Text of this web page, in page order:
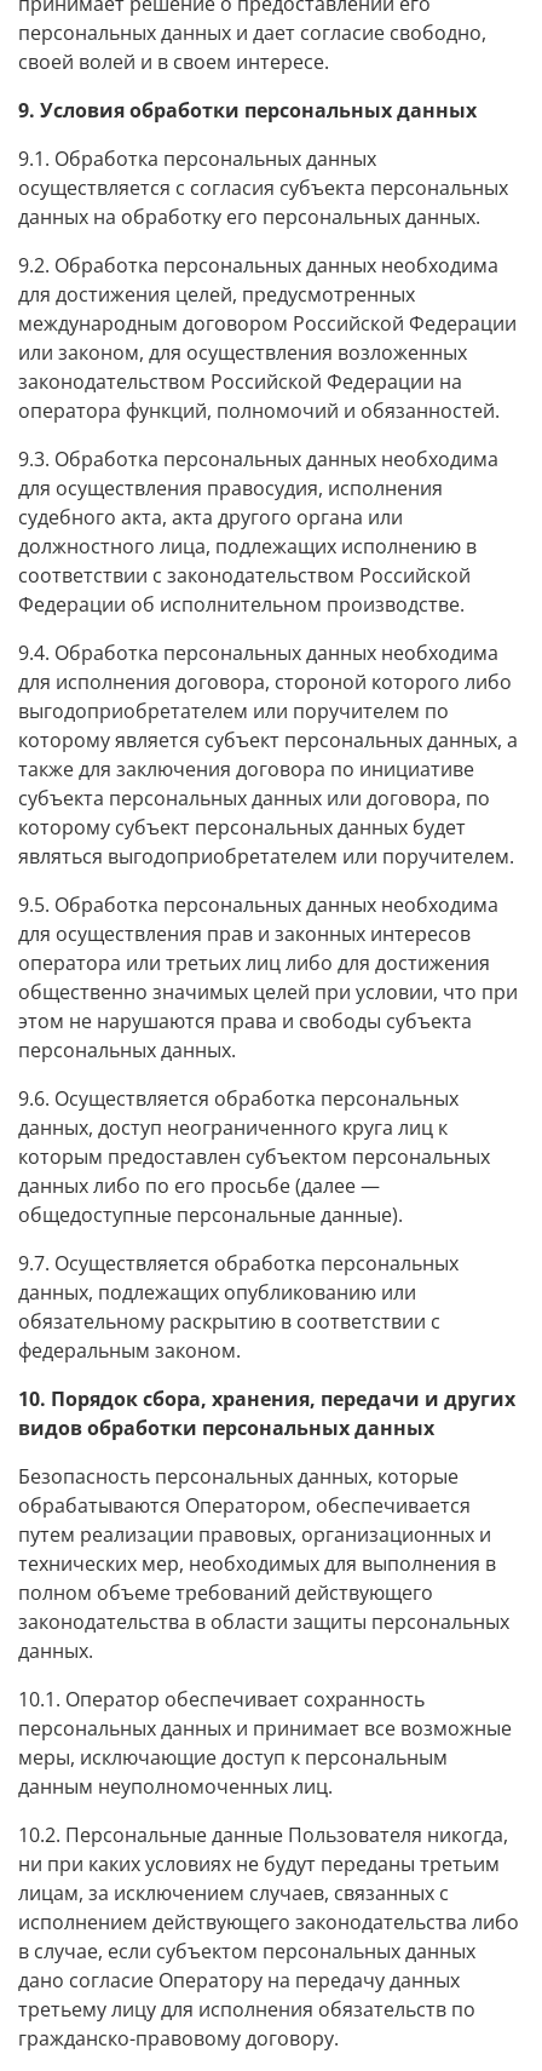
персональных данных и дает согласие свободно,
своей волей и в своем интересе.
9. Условия обработки персональных данных
9.1. Обработка персональных данных
осуществляется с согласия субъекта персональных
данных на обработку его персональных данных.
9.2. Обработка персональных данных необходима
для достижения целей, предусмотренных
международным договором Российской Федерации
или законом, для осуществления возложенных
законодательством Российской Федерации на
оператора функций, полномочий и обязанностей.
9.3. Обработка персональных данных необходима
для осуществления правосудия, исполнения
судебного акта, акта другого органа или
должностного лица, подлежащих исполнению в
соответствии с законодательством Российской
Федерации об исполнительном производстве.
9.4. Обработка персональных данных необходима
для исполнения договора, стороной которого либо
выгодоприобретателем или поручителем по
которому является субъект персональных данных, а
также для заключения договора по инициативе
субъекта персональных данных или договора, по
которому субъект персональных данных будет
являться выгодоприобретателем или поручителем.
9.5. Обработка персональных данных необходима
для осуществления прав и законных интересов
оператора или третьих лиц либо для достижения
общественно значимых целей при условии, что при
этом не нарушаются права и свободы субъекта
персональных данных.
9.6. Осуществляется обработка персональных
данных, доступ неограниченного круга лиц к
которым предоставлен субъектом персональных
данных либо по его просьбе (далее —
общедоступные персональные данные).
9.7. Осуществляется обработка персональных
данных, подлежащих опубликованию или
обязательному раскрытию в соответствии с
федеральным законом.
10. Порядок сбора, хранения, передачи и других
видов обработки персональных данных
Безопасность персональных данных, которые
обрабатываются Оператором, обеспечивается
путем реализации правовых, организационных и
технических мер, необходимых для выполнения в
полном объеме требований действующего
законодательства в области защиты персональных
данных.
10.1. Оператор обеспечивает сохранность
персональных данных и принимает все возможные
меры, исключающие доступ к персональным
данным неуполномоченных лиц.
10.2. Персональные данные Пользователя никогда,
ни при каких условиях не будут переданы третьим
лицам, за исключением случаев, связанных с
исполнением действующего законодательства либо
в случае, если субъектом персональных данных
дано согласие Оператору на передачу данных
третьему лицу для исполнения обязательств по
гражданско-правовому договору.